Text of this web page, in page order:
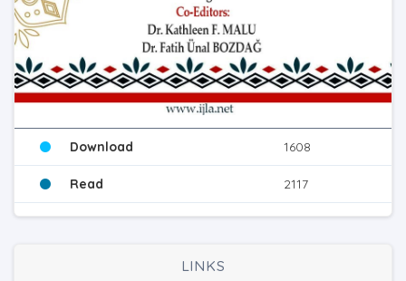
Download 1608
Read 2117
LINKS